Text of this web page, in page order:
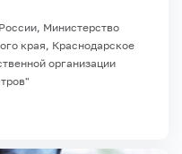
Министерство
края, Краснодарское
организации